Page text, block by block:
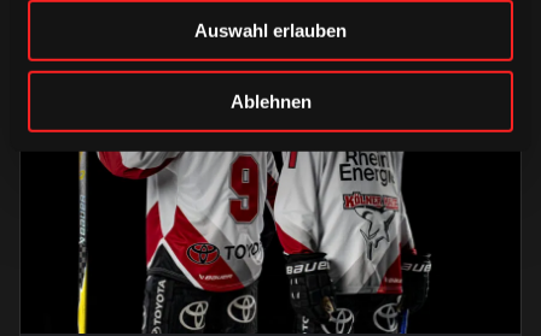
Auswahl erlauben
Ablehnen